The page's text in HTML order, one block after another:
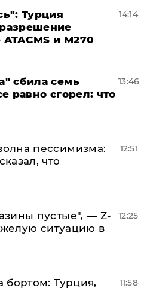
Турция
и M270
14:14
сбила семь
равно сгорел: что
13:46
пессимизма:
что
12:51
пустые", — Z-
ситуацию в
12:25
бортом: Турция,
11:58